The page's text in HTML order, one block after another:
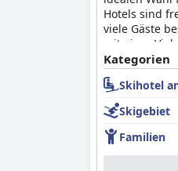
Hotels sind
viele Gäste
mit einer
sind andere
Massana
Kategorien
Skihotel
Skigebiet
Familien